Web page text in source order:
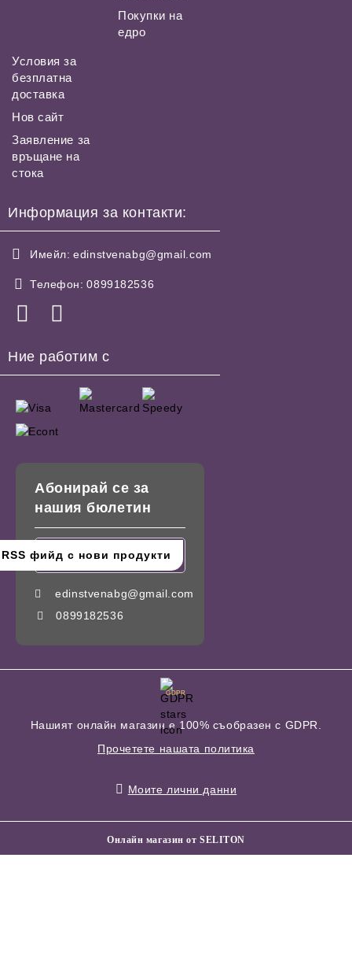
Покупки на
едро
Условия за
безплатна
доставка
Нов сайт
Заявление за
връщане на
стока
Информация за контакти:
Имейл: edinstvenabg@gmail.com
Телефон: 0899182536
Ние работим с
Абонирай се за
нашия бюлетин
edinstvenabg@gmail.com
0899182536
GDPR
Нашият онлайн магазин е 100% съобразен с GDPR.
Прочетете нашата политика
Моите лични данни
Онлайн магазин от SELITON